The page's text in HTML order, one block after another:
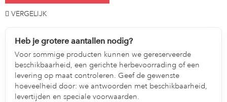
VERGELIJK
Heb je grotere aantallen nodig?
Voor sommige producten kunnen we gereserveerde
beschikbaarheid, een gerichte herbevoorrading of een
levering op maat controleren. Geef de gewenste
hoeveelheid door: we antwoorden met beschikbaarheid,
levertijden en speciale voorwaarden.